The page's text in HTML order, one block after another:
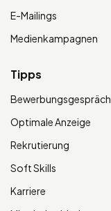
E-Mailings
Medienkampagnen
Tipps
Bewerbungsgespräch
Optimale Anzeige
Rekrutierung
Soft Skills
Karriere